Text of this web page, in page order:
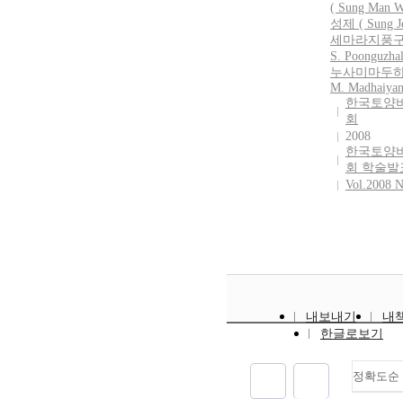
( Sung Man
성제 ( Sung
세마라지풍
S.
누사미마두
M.
한국토양
회
2008
한국토양
회 학술발
Vol.2008
내보내기
내
한글로보기
정확도순